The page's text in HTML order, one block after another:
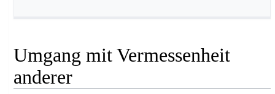
Umgang mit Vermessenheit
anderer